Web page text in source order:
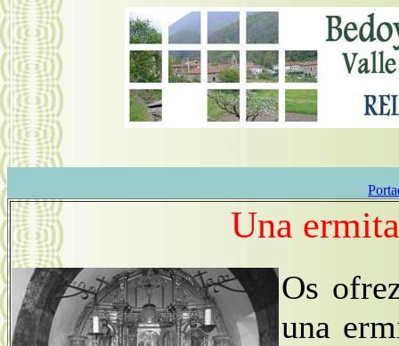
Una
Os
una